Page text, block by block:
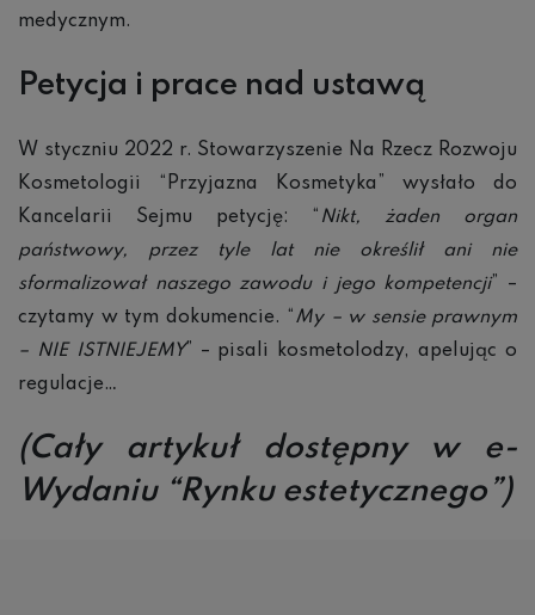
medycznym.
Petycja i prace nad ustawą
W styczniu 2022 r. Stowarzyszenie Na Rzecz Rozwoju
Kosmetologii “Przyjazna Kosmetyka” wysłało do
Kancelarii Sejmu petycję: “ Nikt, żaden organ
państwowy, przez tyle lat nie określił ani nie
sformalizował naszego zawodu i jego kompetencji” –
czytamy w tym dokumencie. “My – w sensie prawnym
– NIE ISTNIEJEMY” – pisali kosmetolodzy, apelując o
regulacje…
(Cały artykuł dostępny w e-
Wydaniu “Rynku estetycznego”)